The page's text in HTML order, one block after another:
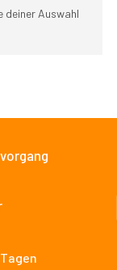
deiner Auswahl